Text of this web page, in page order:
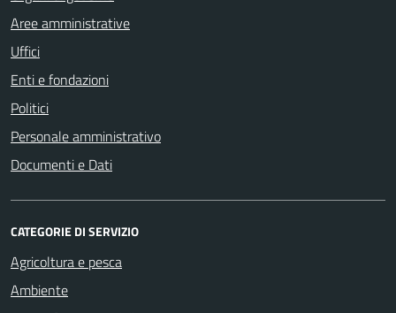
Aree amministrative
Uffici
Enti e fondazioni
Politici
Personale amministrativo
Documenti e Dati
CATEGORIE DI SERVIZIO
Agricoltura e pesca
Ambiente